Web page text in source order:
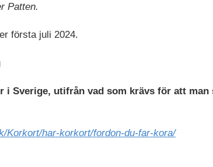
Patten.
första juli 2024.
Sverige, utifrån vad som krävs för att man
Korkort/har-korkort/fordon-du-far-kora/